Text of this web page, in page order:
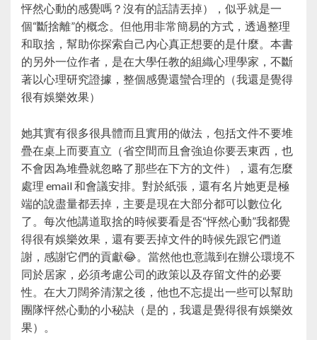
怦然心動的感覺嗎？沒有的話請丟掉），似乎就是一
個“斷捨離”的概念。但他用非常簡易的方式，透過整理
和取捨，幫助你探索自己內心真正想要的是什麼。本書
的另外一位作者，是在大學任教的組織心理學家，不斷
著以心理研究證據，整個感覺還蠻合理的（我還是覺得
很有娛樂效果）
她其實有很多很具體而且實用的做法，包括文件不要堆
疊在桌上而要直立（省空間而且會強迫你要丟東西，也
不會因為堆疊就忽略了那些在下方的文件），還有怎麼
處理 email 和會議安排。對於紙張，還有名片她更是極
端的說盡量都丟掉，主要是現在大部分都可以數位化
了。每次他講道取捨的時候要看是否“怦然心動”我都覺
得很有娛樂效果，還有要丟掉文件的時候先跟它們道
謝，感謝它們的貢獻😂。當然他也意識到在辦公環境不
同於居家，必須考慮公司的政策以及存留文件的必要
性。在大刀闊斧清潔之後，他也不忘提出一些可以幫助
團隊怦然心動的小秘訣（是的，我還是覺得很有娛樂效
果）。